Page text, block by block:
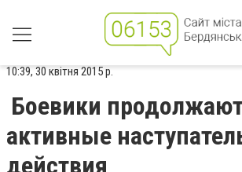
10:39, 30 квітня 2015 р.
Боевики
активные
действия